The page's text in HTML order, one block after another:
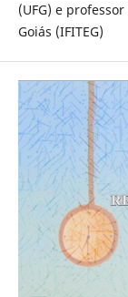
(UFG) e
Goiás (IFITEG)